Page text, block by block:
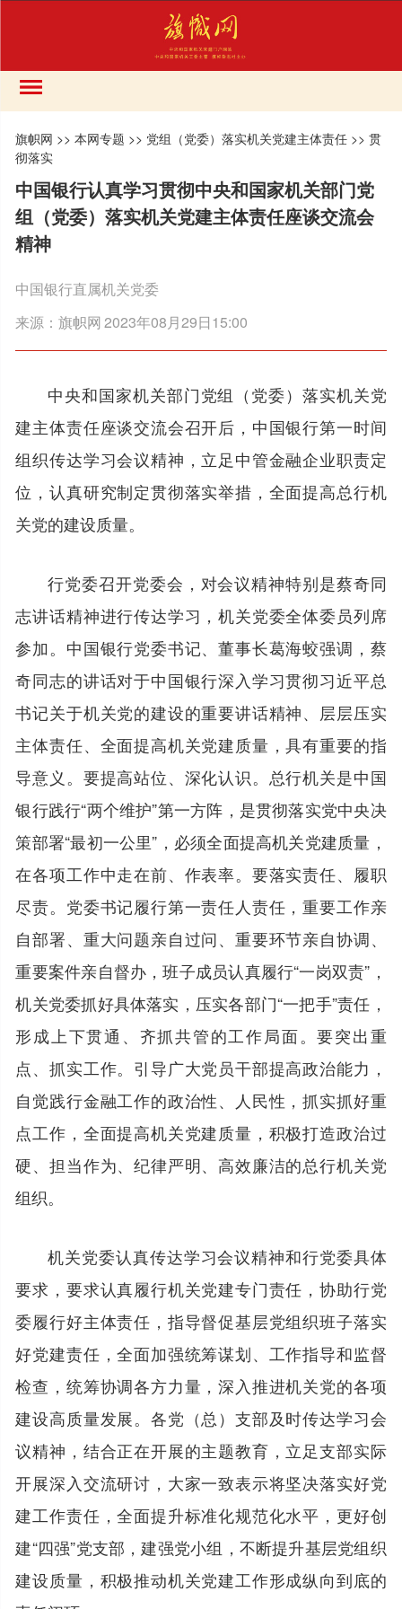
旗帜网 >>本网专题 >> 党组（党委）落实机关党建主体责任 >>贯
彻落实
中国银行认真学习贯彻中央和国家机关部门党
组（党委）落实机关党建主体责任座谈交流会
精神
中国银行直属机关党委
来源：旗帜网2023年08月29日15:00
中央和国家机关部门党组（党委）落实机关党
建主体责任座谈交流会召开后，中国银行第一时间
组织传达学习会议精神，立足中管金融企业职责定
位，认真研究制定贯彻落实举措，全面提高总行机
关党的建设质量。
行党委召开党委会，对会议精神特别是蔡奇同
志讲话精神进行传达学习，机关党委全体委员列席
参加。中国银行党委书记、董事长葛海蛟强调，蔡
奇同志的讲话对于中国银行深入学习贯彻习近平总
书记关于机关党的建设的重要讲话精神、层层压实
主体责任、全面提高机关党建质量，具有重要的指
导意义。要提高站位、深化认识。总行机关是中国
银行践行“两个维护”第一方阵，是贯彻落实党中央决
策部署“最初一公里”，必须全面提高机关党建质量，
在各项工作中走在前、作表率。要落实责任、履职
尽责。党委书记履行第一责任人责任，重要工作亲
自部署、重大问题亲自过问、重要环节亲自协调、
重要案件亲自督办，班子成员认真履行“一岗双责”，
机关党委抓好具体落实，压实各部门“一把手”责任，
形成上下贯通、齐抓共管的工作局面。要突出重
点、抓实工作。引导广大党员干部提高政治能力，
自觉践行金融工作的政治性、人民性，抓实抓好重
点工作，全面提高机关党建质量，积极打造政治过
硬、担当作为、纪律严明、高效廉洁的总行机关党
组织。
机关党委认真传达学习会议精神和行党委具体
要求，要求认真履行机关党建专门责任，协助行党
委履行好主体责任，指导督促基层党组织班子落实
好党建责任，全面加强统筹谋划、工作指导和监督
检查，统筹协调各方力量，深入推进机关党的各项
建设高质量发展。各党（总）支部及时传达学习会
议精神，结合正在开展的主题教育，立足支部实际
开展深入交流研讨，大家一致表示将坚决落实好党
建工作责任，全面提升标准化规范化水平，更好创
建“四强”党支部，建强党小组，不断提升基层党组织
建设质量，积极推动机关党建工作形成纵向到底的